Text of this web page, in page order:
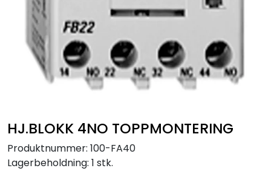
HJ.BLOKK 4NO TOPPMONTERING
Produktnummer: 100-FA40
Lagerbeholdning: 1 stk.